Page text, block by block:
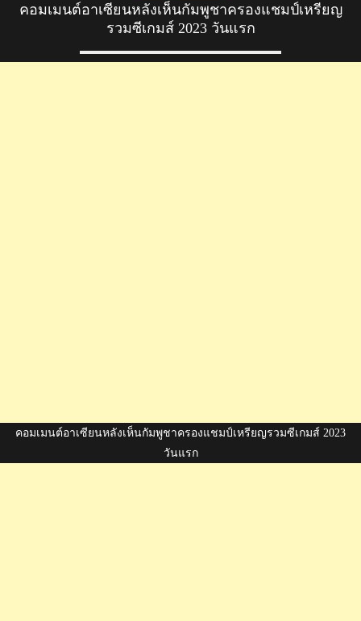
คอมเมนต์อาเซียนหลังเห็นกัมพูชาครองแชมป์เหรียญ
รวมซีเกมส์ 2023 วันแรก
คอมเมนต์อาเซียนหลังเห็นกัมพูชาครองแชมป์เหรียญรวมซีเกมส์ 2023
วันแรก